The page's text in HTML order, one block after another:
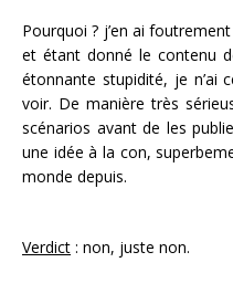
Pourquoi ? j’en ai
et étant donné le contenu
étonnante stupidité, je n’ai
voir. De manière très
scénarios avant de les
une idée à la con,
monde depuis.
Verdict : non, juste non.